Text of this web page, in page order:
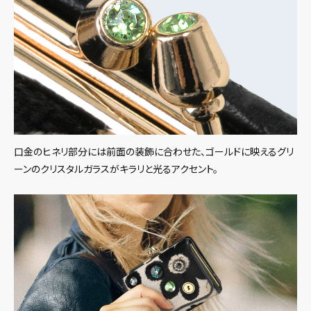
口金のヒネリ部分には前面の装飾に合わせた、ゴールドに映えるグリ
ーンのクリスタルガラスがキラリと光るアクセント。